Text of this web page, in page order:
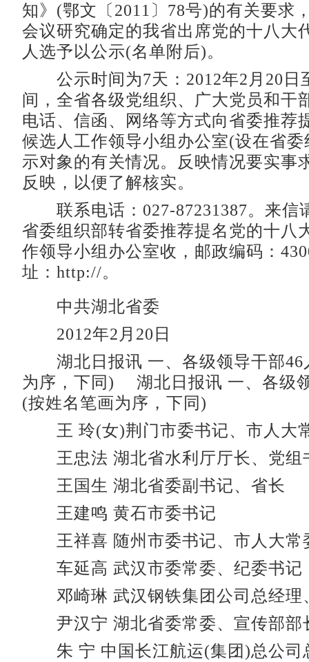
知》(鄂文〔2011〕78号)的有关要求
会议研究确定的我省出席党的十八大
人选予以公示(名单附后)。
公示时间为7天：2012年2月20日
间，全省各级党组织、广大党员和干
电话、信函、网络等方式向省委推荐
候选人工作领导小组办公室(设在省
示对象的有关情况。反映情况要实事
反映，以便了解核实。
联系电话：027-87231387。来信
省委组织部转省委推荐提名党的十八
作领导小组办公室收，邮政编码：
址：http://。
中共湖北省委
2012年2月20日
湖北日报讯 一、各级领导干部46
为序，下同) 湖北日报讯 一、各级
(按姓名笔画为序，下同)
王 玲(女)荆门市委书记、市人大
王忠法 湖北省水利厅厅长、党组
王国生 湖北省委副书记、省长
王建鸣 黄石市委书记
王祥喜 随州市委书记、市人大常
车延高 武汉市委常委、纪委书记
邓崎琳 武汉钢铁集团公司总经理
尹汉宁 湖北省委常委、宣传部部
朱 宁 中国长江航运(集团)总公司